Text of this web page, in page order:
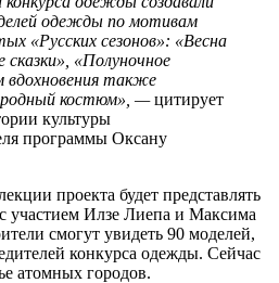
одежды по мотивам
«Русских сезонов»: «Весна
сказки», «Полуночное
вдохновения также
костюм», —цитирует
культуры
программы Оксану
проекта будет представлять
участием Илзе Лиепа и Максима
смогут увидеть 90 моделей,
конкурса одежды. Сейчас
атомных городов.